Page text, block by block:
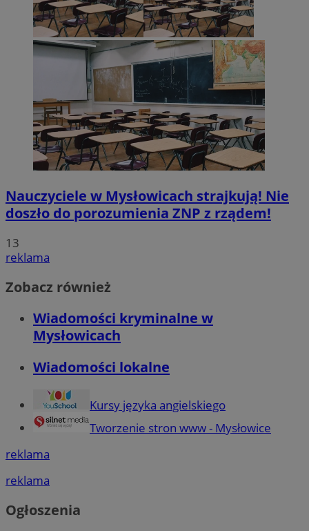
Nauczyciele w Mysłowicach strajkują! Nie
doszło do porozumienia ZNP z rządem!
13
reklama
Zobacz również
Wiadomości kryminalne w
Mysłowicach
Wiadomości lokalne
Kursy języka angielskiego
Tworzenie stron www - Mysłowice
reklama
reklama
Ogłoszenia